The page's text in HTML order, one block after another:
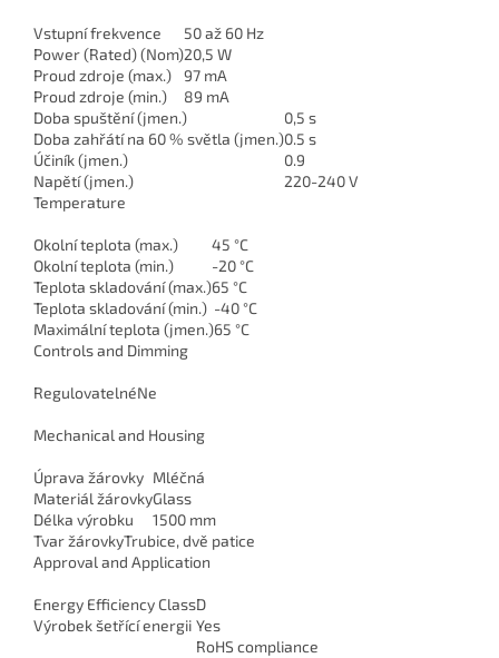
Vstupní frekvence
50 až 60 Hz
Power (Rated) (Nom)20,5 W
Proud zdroje (max.)
97 mA
Proud zdroje (min.)
89 mA
Doba spuštění (jmen.)
0,5 s
Doba zahřátí na 60 % světla (jmen.)0.5 s
Účiník (jmen.)
0.9
Napětí (jmen.)
220-240 V
Temperature
Okolní teplota (max.)
45 °C
Okolní teplota (min.)
-20 °C
Teplota skladování (max.)65 °C
Teplota skladování (min.) -40 °C
Maximální teplota (jmen.)65 °C
Controls and Dimming
RegulovatelnéNe
Mechanical and Housing
Úprava žárovky Mléčná
Materiál žárovkyGlass
Délka výrobku
1500 mm
Tvar žárovkyTrubice, dvě patice
Approval and Application
Energy Efficiency ClassD
Výrobek šetřící energii Yes
RoHS compliance